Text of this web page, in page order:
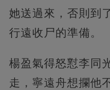
她送過來，否則到
行遠收尸的準備。
楊盈氣得怒懟李同
走，寧遠舟想攔他